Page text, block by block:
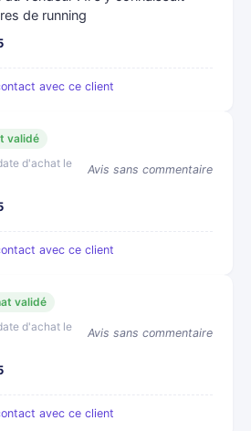
de running
avec ce client
validé
d'achat le
Avis sans commentaire
avec ce client
validé
d'achat le
Avis sans commentaire
avec ce client